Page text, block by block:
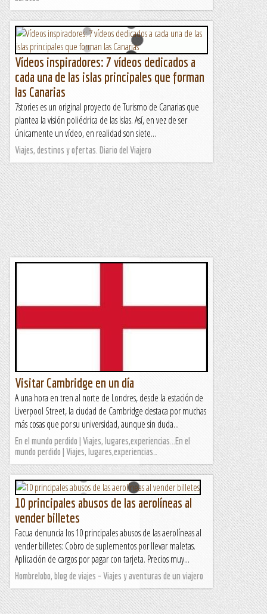
Vídeos inspiradores: 7 vídeos dedicados a
cada una de las islas principales que forman
las Canarias
7stories es un original proyecto de Turismo de Canarias que
plantea la visión poliédrica de las islas. Así, en vez de ser
únicamente un vídeo, en realidad son siete...
Viajes, destinos y ofertas. Diario del Viajero
Visitar Cambridge en un día
A una hora en tren al norte de Londres, desde la estación de
Liverpool Street, la ciudad de Cambridge destaca por muchas
más cosas que por su universidad, aunque sin duda...
En el mundo perdido | Viajes, lugares,experiencias...En el
mundo perdido | Viajes, lugares,experiencias…
10 principales abusos de las aerolíneas al
vender billetes
Facua denuncia los 10 principales abusos de las aerolíneas al
vender billetes: Cobro de suplementos por llevar maletas.
Aplicación de cargos por pagar con tarjeta. Precios muy...
Hombrelobo, blog de viajes - Viajes y aventuras de un viajero